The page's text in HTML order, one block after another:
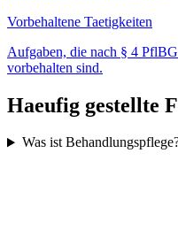
Vorbehaltene Taetigkeiten
Aufgaben, die nach § 4
vorbehalten sind.
Haeufig gestellte
Was ist